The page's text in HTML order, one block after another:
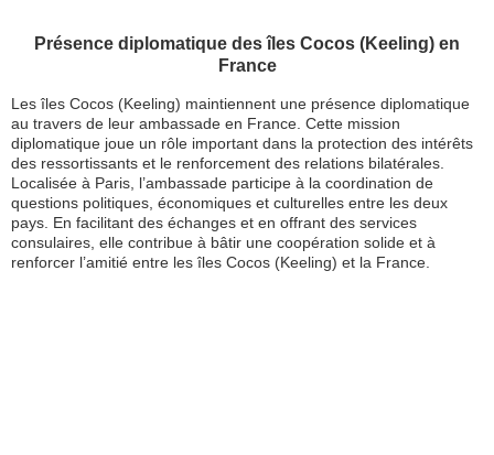
Présence diplomatique des îles Cocos (Keeling) en
France
Les îles Cocos (Keeling) maintiennent une présence diplomatique
au travers de leur ambassade en France. Cette mission
diplomatique joue un rôle important dans la protection des intérêts
des ressortissants et le renforcement des relations bilatérales.
Localisée à Paris, l’ambassade participe à la coordination de
questions politiques, économiques et culturelles entre les deux
pays. En facilitant des échanges et en offrant des services
consulaires, elle contribue à bâtir une coopération solide et à
renforcer l’amitié entre les îles Cocos (Keeling) et la France.